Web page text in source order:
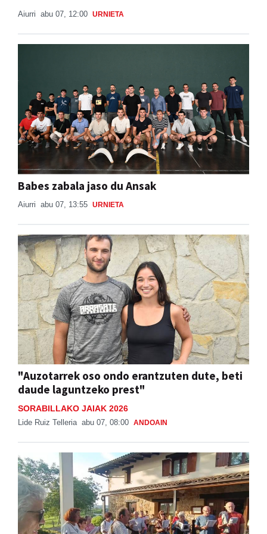
Aiurri abu 07, 12:00 URNIETA
Babes zabala jaso du Ansak
Aiurri abu 07, 13:55 URNIETA
"Auzotarrek oso ondo erantzuten dute, beti
daude laguntzeko prest"
SORABILLAKO JAIAK 2026
Lide Ruiz Telleria abu 07, 08:00 ANDOAIN